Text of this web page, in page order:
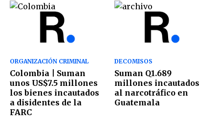
ORGANIZACIÓN CRIMINAL
Colombia | Suman
unos US$7.5 millones
los bienes incautados
a disidentes de la
FARC
DECOMISOS
Suman Q1.689
millones incautados
al narcotráfico en
Guatemala